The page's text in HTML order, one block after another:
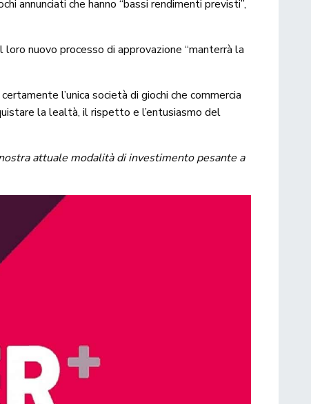
annunciati che hanno “bassi rendimenti previsti”,
nuovo processo di approvazione “manterrà la
l’unica società di giochi che commercia
la lealtà, il rispetto e l’entusiasmo del
attuale modalità di investimento pesante a